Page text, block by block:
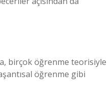
birçok öğrenme teorisiyle
öğrenme gibi